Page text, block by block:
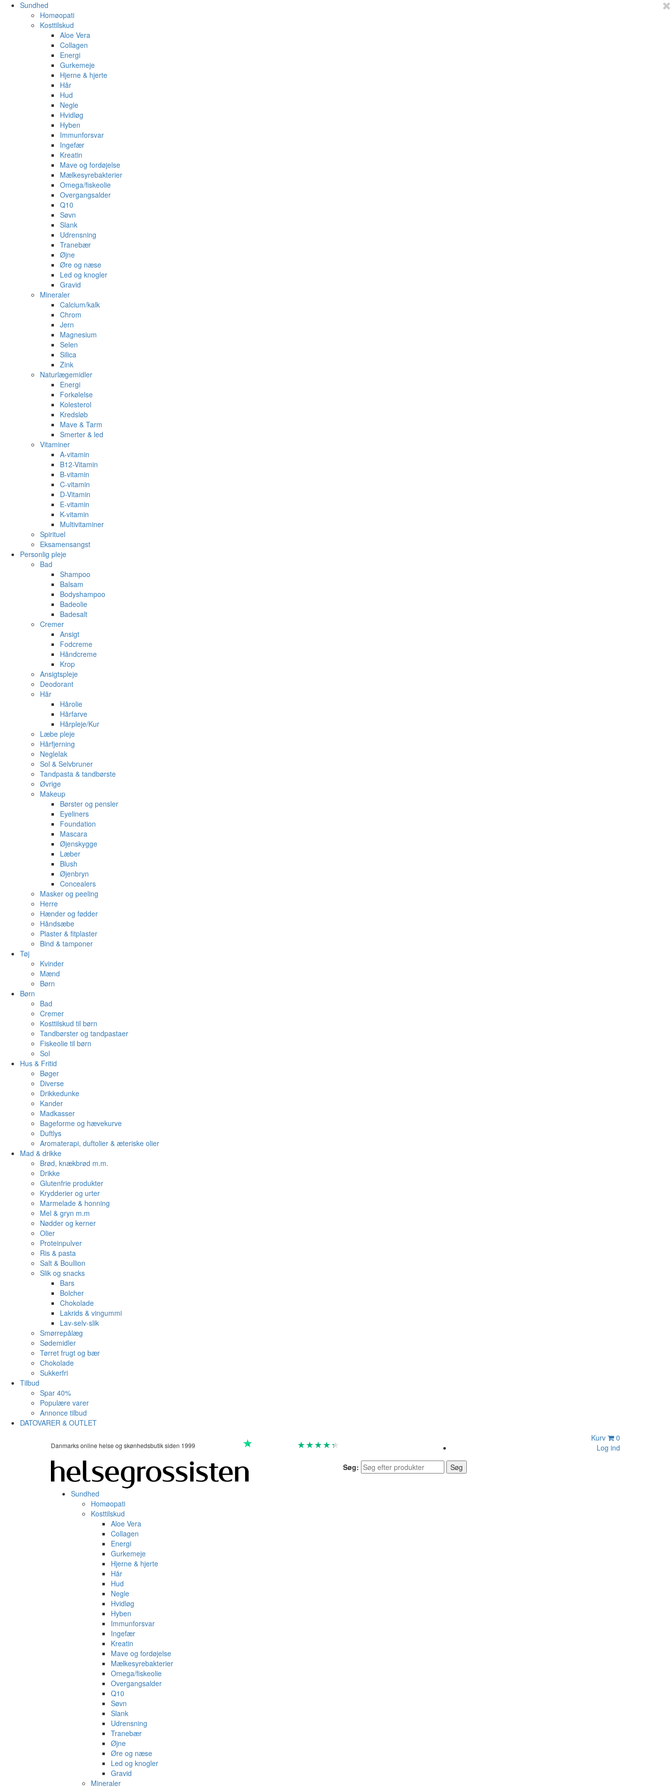
Sundhed
Homøopati
Kosttilskud
Aloe Vera
Collagen
Energi
Gurkemeje
Hjerne & hjerte
Hår
Hud
Negle
Hvidløg
Hyben
Immunforsvar
Ingefær
Kreatin
Mave og fordøjelse
Mælkesyrebakterier
Omega/fiskeolie
Overgangsalder
Q10
Søvn
Slank
Udrensning
Tranebær
Øjne
Øre og næse
Led og knogler
Gravid
Mineraler
Calcium/kalk
Chrom
Jern
Magnesium
Selen
Silica
Zink
Naturlægemidler
Energi
Forkølelse
Kolesterol
Kredsløb
Mave & Tarm
Smerter & led
Vitaminer
A-vitamin
B12-Vitamin
B-vitamin
C-vitamin
D-Vitamin
E-vitamin
K-vitamin
Multivitaminer
Spirituel
Eksamensangst
Personlig pleje
Bad
Shampoo
Balsam
Bodyshampoo
Badeolie
Badesalt
Cremer
Ansigt
Fodcreme
Håndcreme
Krop
Ansigtspleje
Deodorant
Hår
Hårolie
Hårfarve
Hårpleje/Kur
Læbe pleje
Hårfjerning
Neglelak
Sol & Selvbruner
Tandpasta & tandbørste
Øvrige
Makeup
Børster og pensler
Eyeliners
Foundation
Mascara
Øjenskygge
Læber
Blush
Øjenbryn
Concealers
Masker og peeling
Herre
Hænder og fødder
Håndsæbe
Plaster & fitplaster
Bind & tamponer
Tøj
Kvinder
Mænd
Børn
Børn
Bad
Cremer
Kosttilskud til børn
Tandbørster og tandpastaer
Fiskeolie til børn
Sol
Hus & Fritid
Bøger
Diverse
Drikkedunke
Kander
Madkasser
Bageforme og hævekurve
Duftlys
Aromaterapi, duftolier & æteriske olier
Mad & drikke
Brød, knækbrød m.m.
Drikke
Glutenfrie produkter
Krydderier og urter
Marmelade & honning
Mel & gryn m.m
Nødder og kerner
Olier
Proteinpulver
Ris & pasta
Salt & Boullion
Slik og snacks
Bars
Bolcher
Chokolade
Lakrids & vingummi
Lav-selv-slik
Smørrepålæg
Sødemidler
Tørret frugt og bær
Chokolade
Sukkerfri
Tilbud
Spar 40%
Populære varer
Annonce tilbud
DATOVARER & OUTLET
Danmarks online helse og skønhedsbutik siden 1999 ★ ★ ★ ★★
Kurv
0
Log ind
Søg:
Søg
Sundhed
Homøopati
Kosttilskud
Aloe Vera
Collagen
Energi
Gurkemeje
Hjerne & hjerte
Hår
Hud
Negle
Hvidløg
Hyben
Immunforsvar
Ingefær
Kreatin
Mave og fordøjelse
Mælkesyrebakterier
Omega/fiskeolie
Overgangsalder
Q10
Søvn
Slank
Udrensning
Tranebær
Øjne
Øre og næse
Led og knogler
Gravid
Mineraler